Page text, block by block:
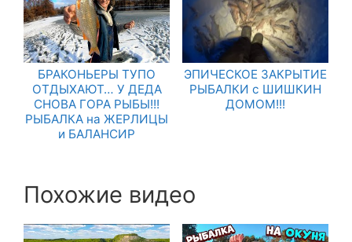
БРАКОНЬЕРЫ ТУПО
ОТДЫХАЮТ… У ДЕДА
СНОВА ГОРА РЫБЫ!!!
РЫБАЛКА на ЖЕРЛИЦЫ
и БАЛАНСИР
ЭПИЧЕСКОЕ ЗАКРЫТИЕ
РЫБАЛКИ с ШИШКИН
ДОМОМ!!!
Похожие видео